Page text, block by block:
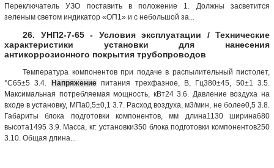
Переключатель УЗО поставить в положение 1. Должны засветится
зеленым светом индикатор «ОП1» и с небольшой за...
26. УНП2-7-65 - Условия эксплуатации / Технические
характеристики установки для нанесения
антикоррозионного покрытия трубопроводов
Температура компонентов при подаче в распылительный пистолет,
°С65±5 3.4. Напряжениепитания трехфазное, В, Гц380±45, 50±1 3.5.
Максимальная потребляемая мощность, кВт24 3.6. Давление воздуха на
входе в установку, МПа0,5±0,1 3.7. Расход воздуха, м3/мин, не более0,5 3.8.
Габариты блока подготовки компонентов, мм длина1130 ширина680
высота1495 3.9. Масса, кг: установки350 блока подготовки компонентов250
3.10. Общая длина...